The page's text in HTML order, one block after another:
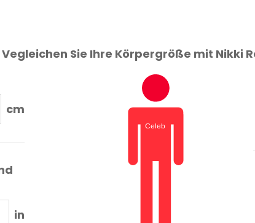
Vegleichen Sie Ihre Körpergröße mit Nikki
cm
in